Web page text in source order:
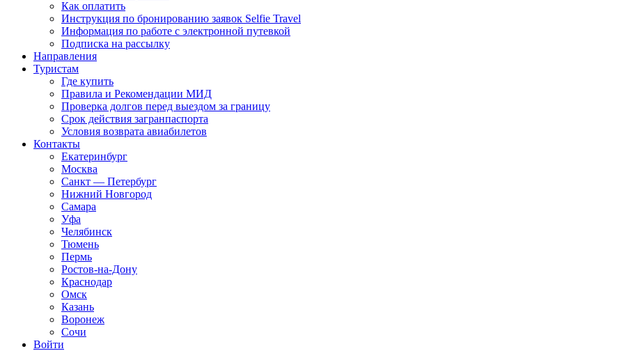
Как оплатить
Инструкция по бронированию заявок Selfie Travel
Информация по работе с электронной путевкой
Подписка на рассылку
Направления
Туристам
Где купить
Правила и Рекомендации МИД
Проверка долгов перед выездом за границу
Срок действия загранпаспорта
Условия возврата авиабилетов
Контакты
Екатеринбург
Москва
Санкт — Петербург
Нижний Новгород
Самара
Уфа
Челябинск
Тюмень
Пермь
Ростов-на-Дону
Краснодар
Омск
Казань
Воронеж
Сочи
Войти